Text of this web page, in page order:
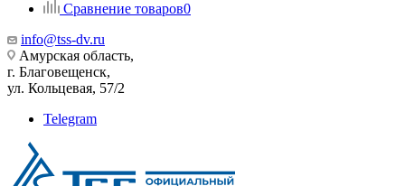
Сравнение товаров0
info@tss-dv.ru
Амурская область,
г. Благовещенск,
ул. Кольцевая, 57/2
Telegram